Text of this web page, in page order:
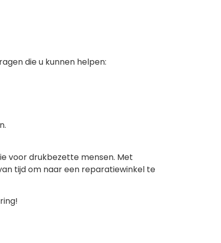
die u kunnen helpen:
voor drukbezette mensen. Met
tijd om naar een reparatiewinkel te